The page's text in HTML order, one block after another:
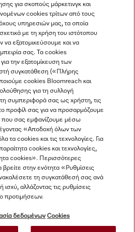
για σκοπούς μάρκετινγκ και
cookies τρίτων από τους
υπηρεσιών μας, τα οποία
με τη χρήση του ιστότοπου
εξατομικεύσουμε και να
σας. Τα cookies
την εξατομίκευση των
συγκατάθεση («Πλήρης
cookies Bloomreach και
για τη συλλογή
συμπεριφορά σας ως χρήστη, τις
προφίλ σας για να προσαρμόζουμε
που σας εμφανίζουμε μέσω
«Αποδοχή όλων των
τα cookies και τις τεχνολογίες. Για
cookies και τεχνολογίες,
cookies». Περισσότερες
στην ενότητα «Ρυθμίσεις
τη συγκατάθεσή σας ανά
ισχύ, αλλάζοντας τις ρυθμίσεις
προτιμήσεων.
δεδομένων Cookies